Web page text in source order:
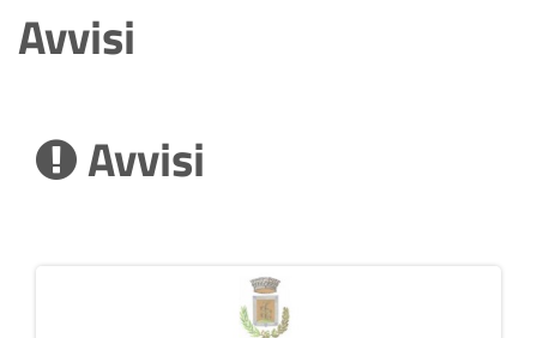
Avvisi
Avvisi